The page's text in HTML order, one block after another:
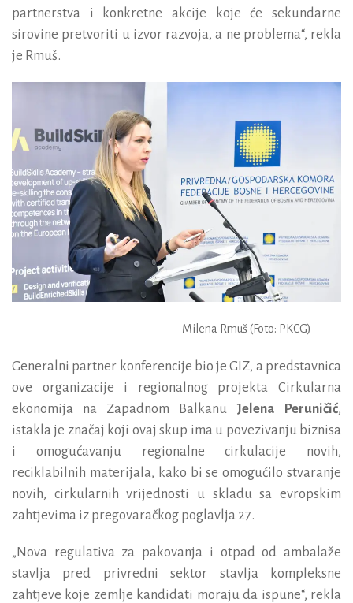
partnerstva i konkretne akcije koje će sekundarne
sirovine pretvoriti u izvor razvoja, a ne problema“, rekla
je Rmuš.
Milena Rmuš (Foto: PKCG)
Generalni partner konferencije bio je GIZ, a predstavnica
ove organizacije i regionalnog projekta Cirkularna
ekonomija na Zapadnom Balkanu Jelena Peruničić,
istakla je značaj koji ovaj skup ima u povezivanju biznisa
i omogućavanju regionalne cirkulacije novih,
reciklabilnih materijala, kako bi se omogućilo stvaranje
novih, cirkularnih vrijednosti u skladu sa evropskim
zahtjevima iz pregovaračkog poglavlja 27.
„Nova regulativa za pakovanja i otpad od ambalaže
stavlja pred privredni sektor stavlja kompleksne
zahtjeve koje zemlje kandidati moraju da ispune“, rekla